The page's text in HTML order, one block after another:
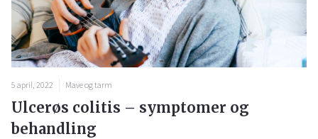
5 april, 2022 Mave og tarm
Ulcerøs colitis – symptomer og
behandling